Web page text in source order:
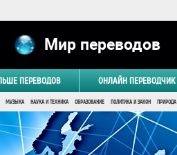
Мир переводов
ПЕРЕВОДОВ ОНЛАЙН ПЕРЕВОДЧИК
МУЗЫКА НАУКА И ТЕХНИКА ОБРАЗОВАНИЕ ПОЛИТИКА И ЗАКОН ПРИРОДА